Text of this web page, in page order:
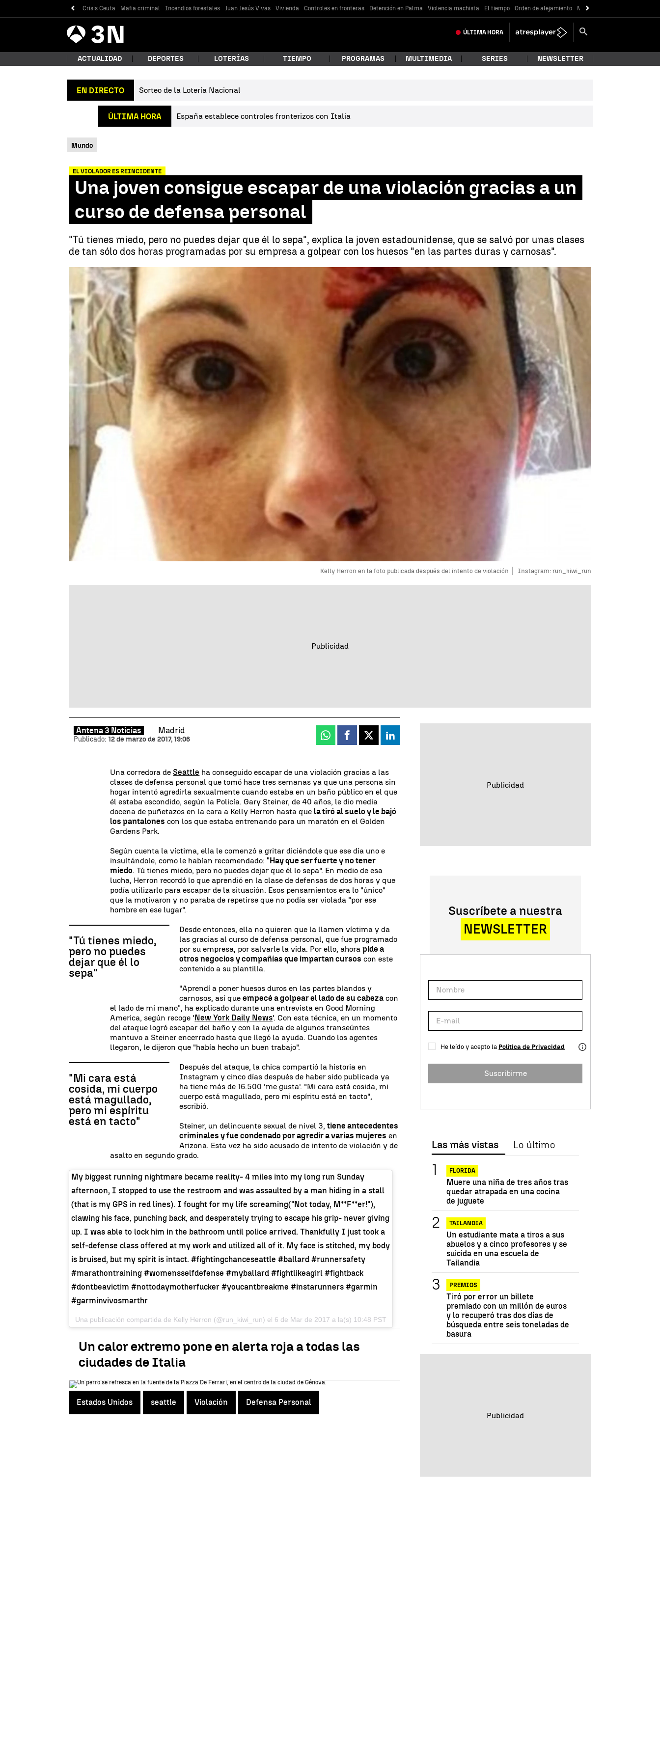
Crisis Ceuta Mafia criminal Incendios forestales Juan Jesús Vivas Vivienda Controles en fronteras Detención en Palma Violencia machista El tiempo Orden de alejamiento Messi
Antena
3 Noticias ÚLTIMA HORA
¿Qué estás buscando?
Buscar
ACTUALIDAD DEPORTES LOTERÍAS TIEMPO PROGRAMAS MULTIMEDIA SERIES NEWSLETTER
EN DIRECTO Sorteo de la Lotería Nacional
ÚLTIMA HORA España establece controles fronterizos con Italia
Mundo
EL VIOLADOR ES REINCIDENTE
Una joven consigue escapar de una violación gracias a un
curso de defensa personal
"Tú tienes miedo, pero no puedes dejar que él lo sepa", explica la joven estadounidense, que se salvó por unas clases
de tan sólo dos horas programadas por su empresa a golpear con los huesos "en las partes duras y carnosas".
Kelly Herron en la foto publicada después del intento de violación Instagram: run_kiwi_run
Antena 3 Noticias Madrid
Publicado: 12 de marzo de 2017, 19:06 Whatsapp
Facebook
X Linkedin
Una corredora deSeattle ha conseguido escapar de una violación gracias a las
clases de defensa personal que tomó hace tres semanas ya que una persona sin
hogar intentó agredirla sexualmente cuando estaba en un baño público en el que
él estaba escondido, según la Policía. Gary Steiner, de 40 años, le dio media
docena de puñetazos en la cara a Kelly Herron hasta que la tiró al suelo y le bajó
los pantalones con los que estaba entrenando para un maratón en el Golden
Gardens Park.
Según cuenta la víctima, ella le comenzó a gritar diciéndole que ese día uno e
insultándole, como le habían recomendado: "Hay que ser fuerte y no tener
miedo. Tú tienes miedo, pero no puedes dejar que él lo sepa". En medio de esa
lucha, Herron recordó lo que aprendió en la clase de defensas de dos horas y que
podía utilizarlo para escapar de la situación. Esos pensamientos era lo "único"
que la motivaron y no paraba de repetirse que no podía ser violada "por ese
hombre en ese lugar".
"Tú tienes miedo,
pero no puedes
dejar que él lo
sepa"
Desde entonces, ella no quieren que la llamen víctima y da
las gracias al curso de defensa personal, que fue programado
por su empresa, por salvarle la vida. Por ello, ahora pide a
otros negocios y compañías que impartan cursos con este
contenido a su plantilla.
"Aprendí a poner huesos duros en las partes blandos y
carnosos, así que empecé a golpear el lado de su cabezacon
el lado de mi mano", ha explicado durante una entrevista en Good Morning
America, según recoge 'New York Daily News'. Con esta técnica, en un momento
del ataque logró escapar del baño y con la ayuda de algunos transeúntes
mantuvo a Steiner encerrado hasta que llegó la ayuda. Cuando los agentes
llegaron, le dijeron que "había hecho un buen trabajo".
"Mi cara está
cosida, mi cuerpo
está magullado,
pero mi espíritu
está en tacto"
Después del ataque, la chica compartió la historia en
Instagram y cinco días después de haber sido publicada ya
ha tiene más de 16.500 'me gusta'. "Mi cara está cosida, mi
cuerpo está magullado, pero mi espíritu está en tacto",
escribió.
Steiner, un delincuente sexual de nivel 3, tiene antecedentes
criminales y fue condenado por agredir a varias mujeres en
Arizona. Esta vez ha sido acusado de intento de violación y de
asalto en segundo grado.
My biggest running nightmare became reality- 4 miles into my long run Sunday
afternoon, I stopped to use the restroom and was assaulted by a man hiding in a stall
(that is my GPS in red lines). I fought for my life screaming("Not today, M**F**er!"),
clawing his face, punching back, and desperately trying to escape his grip- never giving
up. I was able to lock him in the bathroom until police arrived. Thankfully I just took a
self-defense class offered at my work and utilized all of it. My face is stitched, my body
is bruised, but my spirit is intact. #fightingchanceseattle #ballard #runnersafety
#marathontraining #womensselfdefense #myballard #fightlikeagirl #fightback
#dontbeavictim #nottodaymotherfucker #youcantbreakme #instarunners #garmin
#garminvivosmarthr
Una publicación compartida de Kelly Herron (@run_kiwi_run) el 6 de Mar de 2017 a la(s) 10:48 PST
Un calor extremo pone en alerta roja a todas las
ciudades de Italia
Estados Unidos seattle Violación Defensa Personal
Suscríbete a nuestra
NEWSLETTER
He leído y acepto la Política de Privacidad
Suscribirme
Las más vistas Lo último
FLORIDA
Muere una niña de tres años tras
quedar atrapada en una cocina
de juguete
TAILANDIA
Un estudiante mata a tiros a sus
abuelos y a cinco profesores y se
suicida en una escuela de
Tailandia
PREMIOS
Tiró por error un billete
premiado con un millón de euros
y lo recuperó tras dos días de
búsqueda entre seis toneladas de
basura